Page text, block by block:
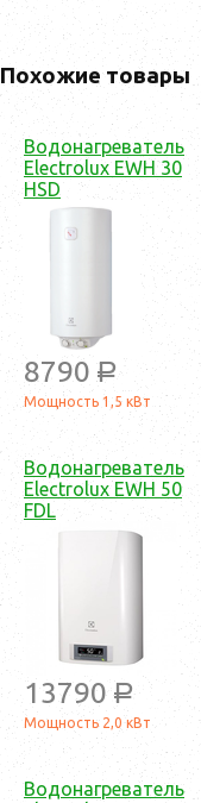
Похожие товары
Водонагреватель
Electrolux EWH 30
HSD
8790 a
Мощность 1,5 кВт
Водонагреватель
Electrolux EWH 50
FDL
13790 a
Мощность 2,0 кВт
Водонагреватель